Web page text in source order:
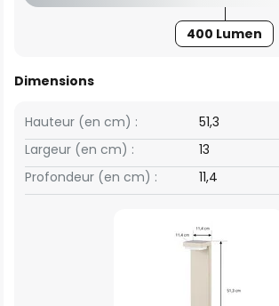
400 Lumen
Dimensions
Largeur (en cm) : 13
Hauteur (en cm) : 51,3
Profondeur (en cm) : 11,4